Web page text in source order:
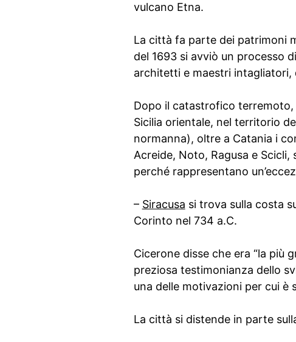
vulcano Etna.
La città fa parte dei patrimoni
del 1693 si avviò un processo
architetti e maestri intagliatori,
Dopo il catastrofico
Sicilia orientale, nel territorio
normanna), oltre a Catania i
Acreide, Noto, Ragusa e Scicli,
perché rappresentano
– Siracusa si trova sulla costa
Corinto nel 734 a.C.
Cicerone disse che era “la più
preziosa testimonianza dello
una delle motivazioni per cui è
La città si distende in parte